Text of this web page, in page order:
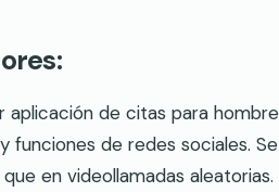
aplicación de citas para
funciones de redes sociales.
en videollamadas aleatorias.